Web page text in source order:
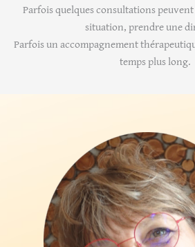
Parfois quelques consultations
situation, prendre une
Parfois un accompagnement
temps plus long.